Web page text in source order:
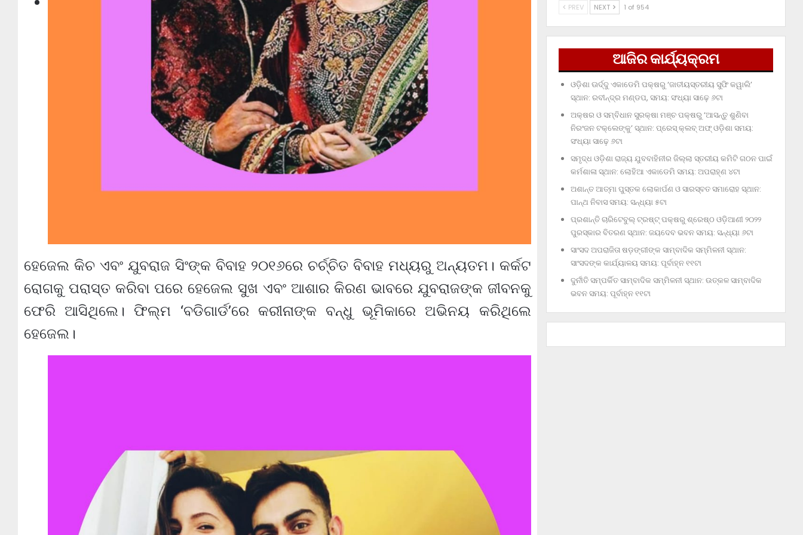
ହେଜେଲ କିଚ ଏବଂ ଯୁବରାଜ ସିଂଙ୍କ ବିବାହ ୨୦୧୬ରେ ଚର୍ଚ୍ଚିତ ବିବାହ ମଧ୍ୟରୁ ଅନ୍ୟତମ। କର୍କଟ
ରୋଗକୁ ପରାସ୍ତ କରିବା ପରେ ହେଜେଲ ସୁଖ ଏବଂ ଆଶାର କିରଣ ଭାବରେ ଯୁବରାଜଙ୍କ ଜୀବନକୁ
ଫେରି ଆସିଥିଲେ। ଫିଲ୍ମ ‘ବଡିଗାର୍ଡ’ରେ କରୀନାଙ୍କ ବନ୍ଧୁ ଭୂମିକାରେ ଅଭିନୟ କରିଥିଲେ
ହେଜେଲ।
PREV NEXT 1 of 954
ଆଜିର କାର୍ଯ୍ୟକ୍ରମ
ଓଡ଼ିଶା ଊର୍ଦ୍ଦୁ ଏକାଡେମି ପକ୍ଷରୁ ‘ଜାତୀୟସ୍ତରୀୟ ସୁଫି କୱାଲି’
ସ୍ଥାନ: ରବୀନ୍ଦ୍ର ମଣ୍ଡପ, ସମୟ: ସଂଧ୍ୟା ସାଢ଼େ ୬ଟା
ଅକ୍ଷର ଓ ସମ୍ବିଧାନ ସୁରକ୍ଷା ମଞ୍ଚ ପକ୍ଷରୁ ‘ଆସନ୍ତୁ ଶୁଣିବା
ନିରଂଜନ ଟକ୍‌ଲେଙ୍କୁ’ ସ୍ଥାନ: ପ୍ରେସ୍‌ କ୍ଲବ୍‌ ଅଫ୍‌ ଓଡ଼ିଶା ସମୟ:
ସଂଧ୍ୟା ସାଢ଼େ ୬ଟା
ସମୃଦ୍ଧ ଓଡ଼ିଶା ରାଜ୍ୟ ଯୁବବାହିନୀର ଜିଲ୍ଲା ସ୍ତରୀୟ କମିଟି ଗଠନ ପାଇଁ
କର୍ମଶାଳା ସ୍ଥାନ: ଲୋହିଆ ଏକାଡେମି ସମୟ: ଅପରାହ୍‌ଣ ୪ଟା
ଅଶାନ୍ତ ଆତ୍ମା ପୁସ୍ତକ ଲୋକାର୍ପଣ ଓ ସାରସ୍ବତ ସମାରୋହ ସ୍ଥାନ:
ପାନ୍ଥ ନିବାସ ସମୟ: ସନ୍ଧ୍ୟା ୫ଟା
ପ୍ରଶାନ୍ତି ଚାରିଟେବୁଲ୍‌ ଟ୍ରଷ୍ଟ୍‌ ପକ୍ଷରୁ ଶ୍ରେଷ୍ଠ ଓଡ଼ିଆଣୀ ୨୦୨୨
ପୁରସ୍କାର ବିତରଣ ସ୍ଥାନ: ଜୟଦେବ ଭବନ ସମୟ: ସନ୍ଧ୍ୟା ୬ଟା
ସାଂସଦ ଅପରାଜିତା ଷଡ଼ଙ୍ଗୀଙ୍କ ସାମ୍ବାଦିକ ସମ୍ମିଳନୀ ସ୍ଥାନ:
ସାଂସଦଙ୍କ କାର୍ଯ୍ୟାଳୟ ସମୟ: ପୂର୍ବାହ୍ନ ୧୧ଟା
ଦୁର୍ନୀତି ସମ୍ପର୍କିତ ସାମ୍ବାଦିକ ସମ୍ମିଳନୀ ସ୍ଥାନ: ଉତ୍କଳ ସାମ୍ବାଦିକ
ଭବନ ସମୟ: ପୂର୍ବାହ୍ନ ୧୧ଟା